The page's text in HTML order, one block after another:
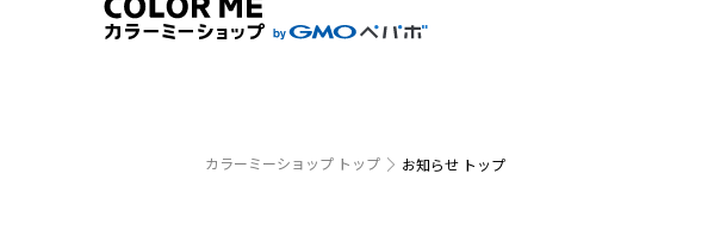
機能一覧を見る
売上につながる集客
運営サポート
開発・API連携代行
カラーミーショップ トップ お知らせ トップ